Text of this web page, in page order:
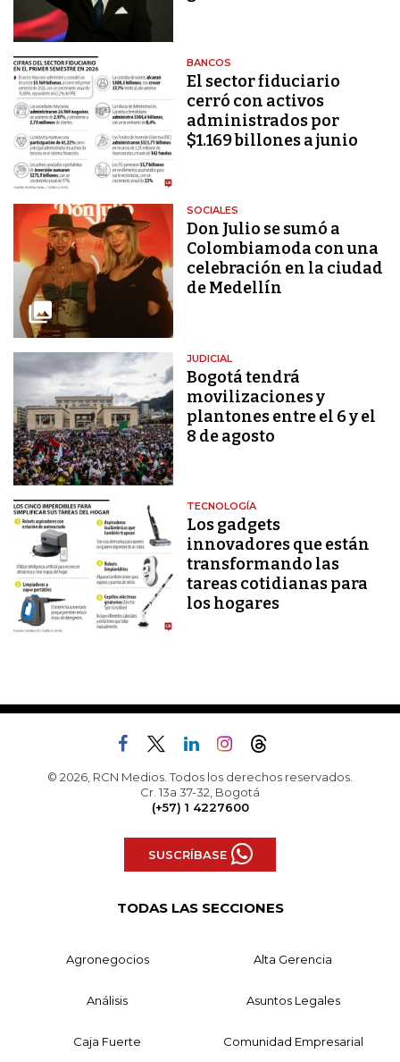
BANCOS
El sector fiduciario
cerró con activos
administrados por
$1.169 billones a junio
SOCIALES
Don Julio se sumó a
Colombiamoda con una
celebración en la ciudad
de Medellín
JUDICIAL
Bogotá tendrá
movilizaciones y
plantones entre el 6 y el
8 de agosto
TECNOLOGÍA
Los gadgets
innovadores que están
transformando las
tareas cotidianas para
los hogares
© 2026, RCN Medios. Todos los derechos reservados.
Cr. 13a 37-32, Bogotá
(+57) 1 4227600
SUSCRÍBASE
TODAS LAS SECCIONES
Agronegocios Alta Gerencia
Análisis Asuntos Legales
Caja Fuerte Comunidad Empresarial